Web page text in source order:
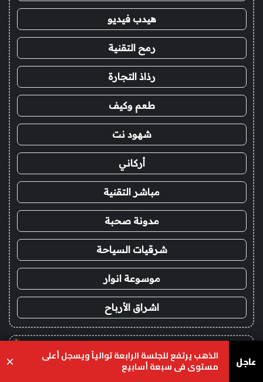
هيدب فيديو
رمح التقنية
رذاذ التجارة
طعم وكيف
شهود نت
أركاني
مباشر التقنية
مدونة صحبة
شرقيات السياحة
موسوعة انوار
اشراق الأرباح
!
شراء باك لينك عاجل الذهب يرتفع للجلسة الرابعة توالياً ويسجل أعلى
مستوى في سبعة أسابيع ×